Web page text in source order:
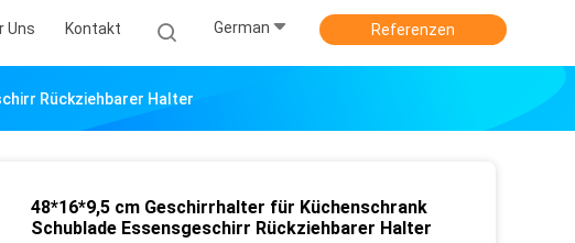
Uns Kontakt German Referenzen
Rückziehbarer Halter
48*16*9,5 cm Geschirrhalter für Küchenschrank
Schublade Essensgeschirr Rückziehbarer Halter